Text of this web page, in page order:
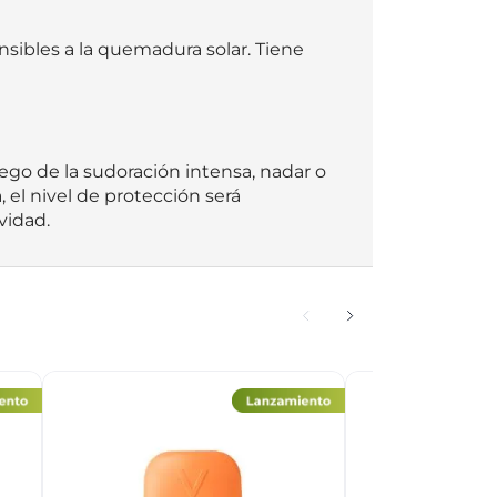
a la quemadura solar. Tiene
de la sudoración intensa, nadar o
el nivel de protección será